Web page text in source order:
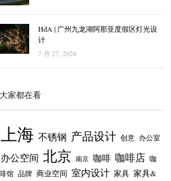
HdA | 广州九龙湖阿那亚度假区灯光设
计
7 月 27, 2026
家都在看
上海 不锈钢 产品设计 创意 办公室
办公空间 北京 南京 咖啡 咖啡店 咖
馆 品牌 商业空间 室内设计 家具 家具&